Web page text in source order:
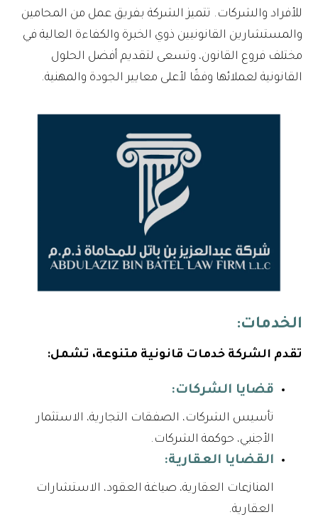
للأفراد والشركات. تتميز الشركة بفريق عمل من المحامين
والمستشارين القانونيين ذوي الخبرة والكفاءة العالية في
مختلف فروع القانون، وتسعى لتقديم أفضل الحلول
القانونية لعملائها وفقًا لأعلى معايير الجودة والمهنية.
الخدمات:
تقدم الشركة خدمات قانونية متنوعة، تشمل:
قضايا الشركات:
تأسيس الشركات، الصفقات التجارية، الاستثمار
الأجنبي، حوكمة الشركات.
القضايا العقارية:
المنازعات العقارية، صياغة العقود، الاستشارات
العقارية.